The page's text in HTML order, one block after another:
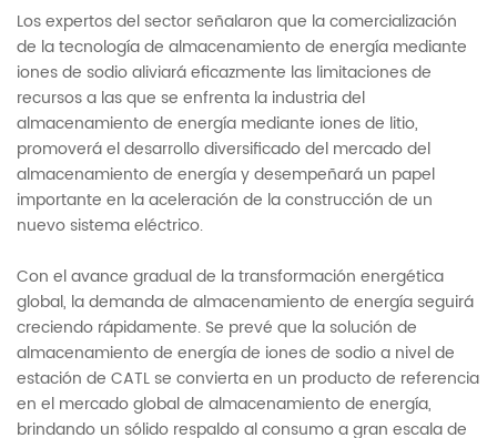
Los expertos del sector señalaron que la comercialización
de la tecnología de almacenamiento de energía mediante
iones de sodio aliviará eficazmente las limitaciones de
recursos a las que se enfrenta la industria del
almacenamiento de energía mediante iones de litio,
promoverá el desarrollo diversificado del mercado del
almacenamiento de energía y desempeñará un papel
importante en la aceleración de la construcción de un
nuevo sistema eléctrico.
Con el avance gradual de la transformación energética
global, la demanda de almacenamiento de energía seguirá
creciendo rápidamente. Se prevé que la solución de
almacenamiento de energía de iones de sodio a nivel de
estación de CATL se convierta en un producto de referencia
en el mercado global de almacenamiento de energía,
brindando un sólido respaldo al consumo a gran escala de